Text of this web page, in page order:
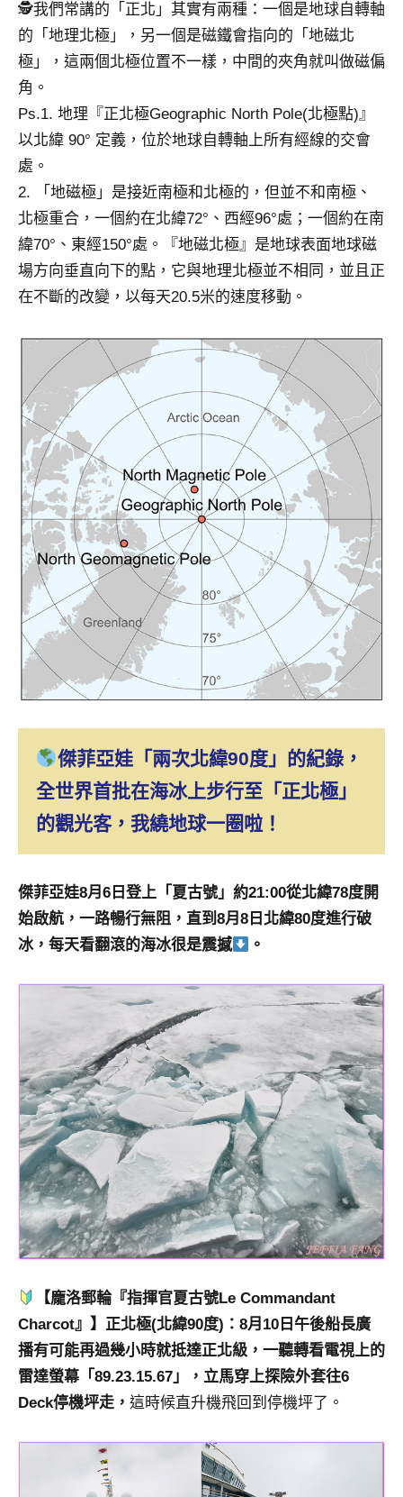
合
作
達
對
象。
★
🕵️我們常講的「正北」其實有兩種：一個是地球自轉軸
的「地理北極」，另一個是磁鐵會指向的「地磁北
極」，這兩個北極位置不一樣，中間的夾角就叫做磁偏
角。
Ps.1. 地理『正北極Geographic North Pole(北極點)』
以北緯 90° 定義，位於地球自轉軸上所有經線的交會
處。
2. 「地磁極」是接近南極和北極的，但並不和南極、
北極重合，一個約在北緯72°、西經96°處；一個約在南
緯70°、東經150°處。『地磁北極』是地球表面地球磁
場方向垂直向下的點，它與地理北極並不相同，並且正
在不斷的改變，以每天20.5米的速度移動。
傑菲亞娃「兩次北緯90度」的紀錄，
全世界首批在海冰上步行至「正北極」
的觀光客，我繞地球一圈啦！
傑菲亞娃8月6日登上「夏古號」約21:00從北緯78度開
始啟航，一路暢行無阻，直到8月8日北緯80度進行破
冰，每天看翻滾的海冰很是震撼
。
【龐洛郵輪『指揮官夏古號Le Commandant
Charcot』】正北極(北緯90度)：8月10日午後船長廣
播有可能再過幾小時就抵達正北級，一聽轉看電視上的
雷達螢幕「89.23.15.67」，立馬穿上探險外套往6
Deck停機坪走， 這時候直升機飛回到停機坪了。